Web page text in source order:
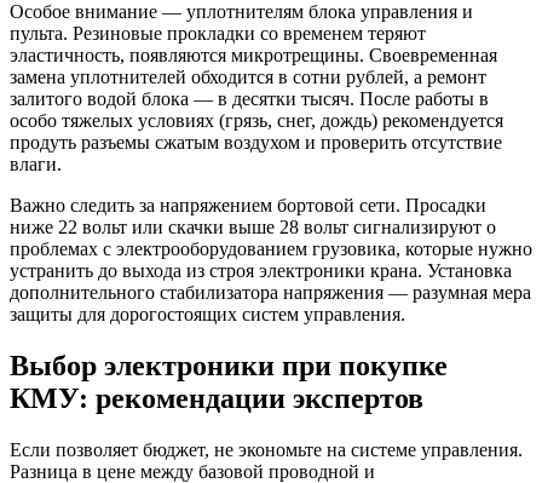
Особое внимание — уплотнителям блока управления и
пульта. Резиновые прокладки со временем теряют
эластичность, появляются микротрещины. Своевременная
замена уплотнителей обходится в сотни рублей, а ремонт
залитого водой блока — в десятки тысяч. После работы в
особо тяжелых условиях (грязь, снег, дождь) рекомендуется
продуть разъемы сжатым воздухом и проверить отсутствие
влаги.
Важно следить за напряжением бортовой сети. Просадки
ниже 22 вольт или скачки выше 28 вольт сигнализируют о
проблемах с электрооборудованием грузовика, которые нужно
устранить до выхода из строя электроники крана. Установка
дополнительного стабилизатора напряжения — разумная мера
защиты для дорогостоящих систем управления.
Выбор электроники при покупке
КМУ: рекомендации экспертов
Если позволяет бюджет, не экономьте на системе управления.
Разница в цене между базовой проводной и